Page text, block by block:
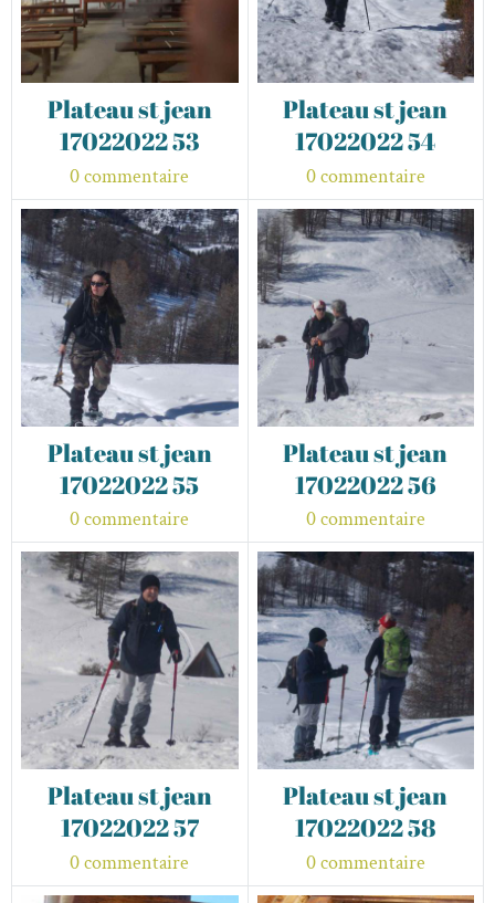
Plateau st jean
17022022 53
0 commentaire
Plateau st jean
17022022 54
0 commentaire
Plateau st jean
17022022 55
0 commentaire
Plateau st jean
17022022 56
0 commentaire
Plateau st jean
17022022 57
0 commentaire
Plateau st jean
17022022 58
0 commentaire